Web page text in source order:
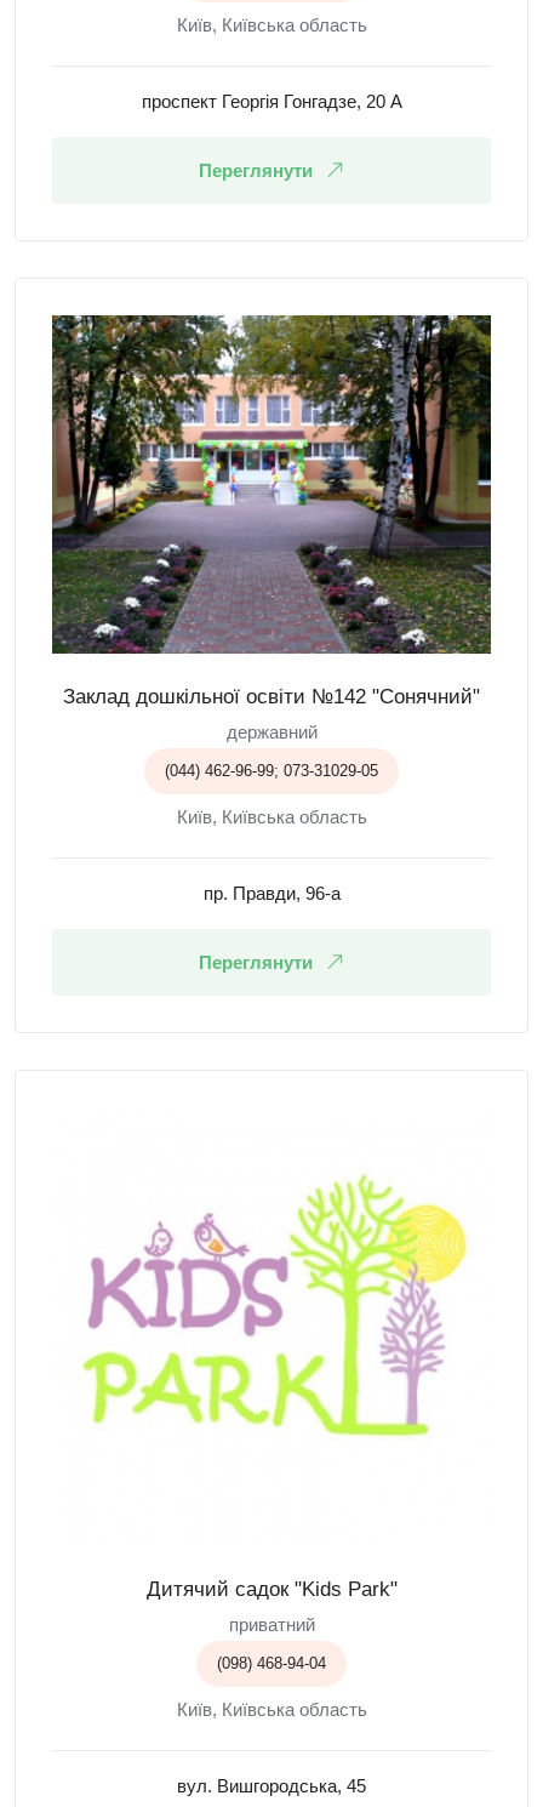
Київ, Київська область
проспект Георгія Гонгадзе, 20 А
Переглянути
Заклад дошкільної освіти №142 "Сонячний"
державний
(044) 462-96-99; 073-31029-05
Київ, Київська область
пр. Правди, 96-а
Переглянути
Дитячий садок "Kids Park"
приватний
(098) 468-94-04
Київ, Київська область
вул. Вишгородська, 45